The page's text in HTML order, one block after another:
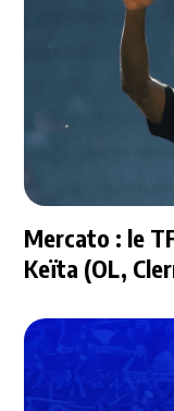
Mercato : le
Keïta (OL,